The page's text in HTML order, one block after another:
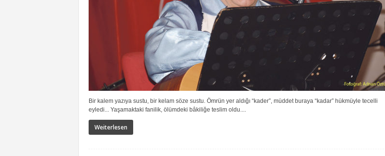
Bir kalem yazıya sustu, bir kelam söze sustu. Ömrün yer aldığı “kader”, müddet buraya “kadar” hükmüyle tecelli
eyledi... Yaşamaktaki fanilik, ölümdeki bâkiliğe teslim oldu....
Weiterlesen